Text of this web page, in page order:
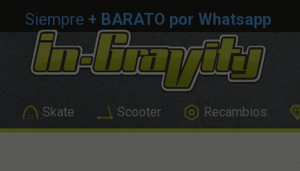
Siempre + BARATO por Whatsapp
Skate Scooter Recambios